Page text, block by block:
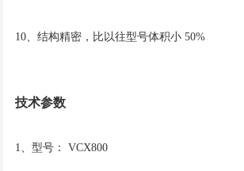
10、结构精密，比以往型号体积小 50%
技术参数
1、型号： VCX800